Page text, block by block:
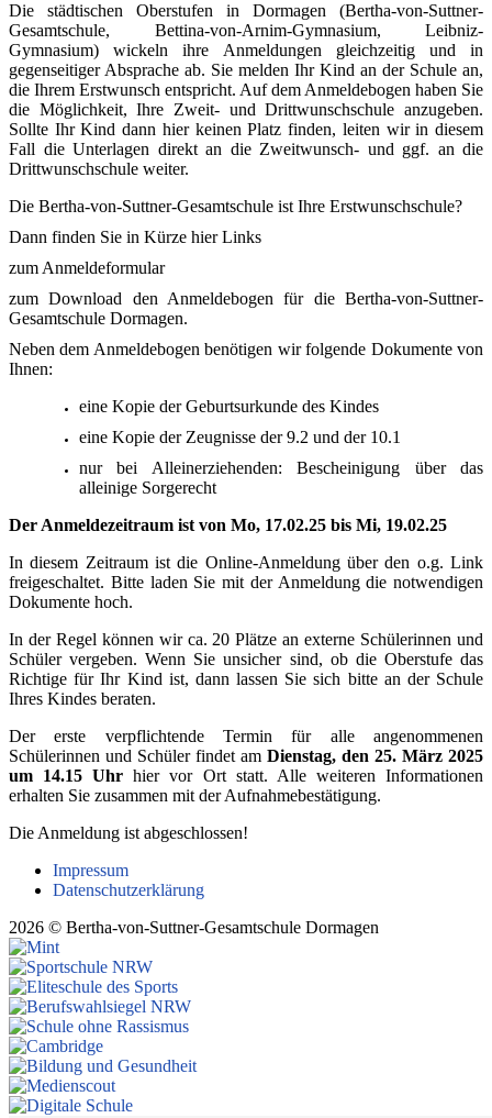
Die städtischen Oberstufen in Dormagen (Bertha-von-Suttner-
Gesamtschule, Bettina-von-Arnim-Gymnasium, Leibniz-
Gymnasium) wickeln ihre Anmeldungen gleichzeitig und in
gegenseitiger Absprache ab. Sie melden Ihr Kind an der Schule an,
die Ihrem Erstwunsch entspricht. Auf dem Anmeldebogen haben Sie
die Möglichkeit, Ihre Zweit- und Drittwunschschule anzugeben.
Sollte Ihr Kind dann hier keinen Platz finden, leiten wir in diesem
Fall die Unterlagen direkt an die Zweitwunsch- und ggf. an die
Drittwunschschule weiter.
Die Bertha-von-Suttner-Gesamtschule ist Ihre Erstwunschschule?
Dann finden Sie in Kürze hier Links
zum Anmeldeformular
zum Download den Anmeldebogen für die Bertha-von-Suttner-
Gesamtschule Dormagen.
Neben dem Anmeldebogen benötigen wir folgende Dokumente von
Ihnen:
eine Kopie der Geburtsurkunde des Kindes
eine Kopie der Zeugnisse der 9.2 und der 10.1
nur bei Alleinerziehenden: Bescheinigung über das
alleinige Sorgerecht
Der Anmeldezeitraum ist von Mo, 17.02.25 bis Mi, 19.02.25
In diesem Zeitraum ist die Online-Anmeldung über den o.g. Link
freigeschaltet. Bitte laden Sie mit der Anmeldung die notwendigen
Dokumente hoch.
In der Regel können wir ca. 20 Plätze an externe Schülerinnen und
Schüler vergeben. Wenn Sie unsicher sind, ob die Oberstufe das
Richtige für Ihr Kind ist, dann lassen Sie sich bitte an der Schule
Ihres Kindes beraten.
Der erste verpflichtende Termin für alle angenommenen
Schülerinnen und Schüler findet am Dienstag, den 25. März 2025
um 14.15 Uhr hier vor Ort statt. Alle weiteren Informationen
erhalten Sie zusammen mit der Aufnahmebestätigung.
Die Anmeldung ist abgeschlossen!
Impressum
Datenschutzerklärung
2026 © Bertha-von-Suttner-Gesamtschule Dormagen